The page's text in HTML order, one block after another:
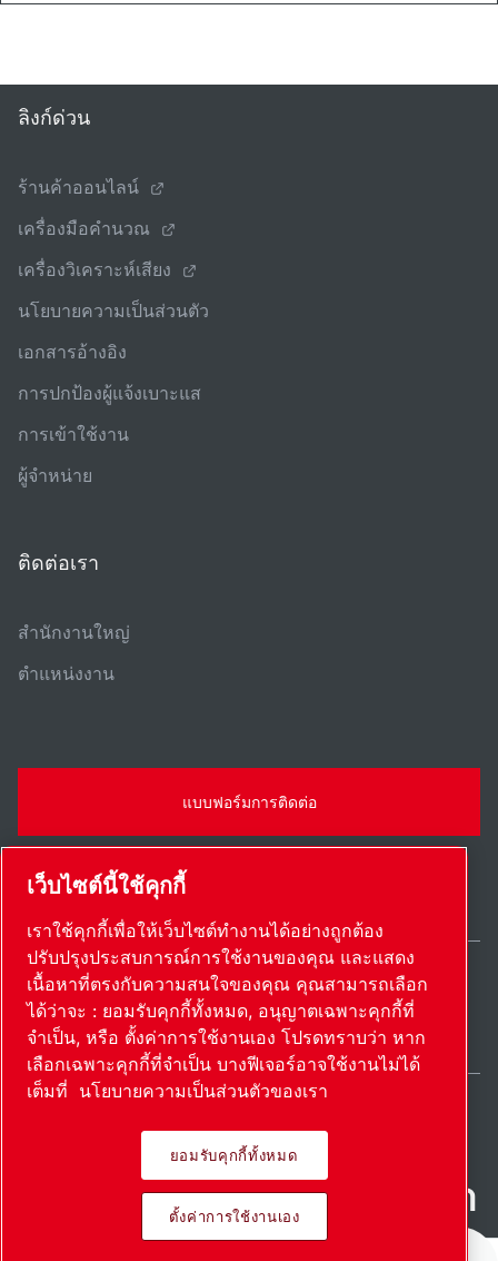
ลิงก์ด่วน
ร้านค้าออนไลน์
เครื่องมือคํานวณ
เครื่องวิเคราะห์เสียง
นโยบายความเป็นส่วนตัว
เอกสารอ้างอิง
การปกป้องผู้แจ้งเบาะแส
การเข้าใช้งาน
ผู้จําหน่าย
ติดต่อเรา
สํานักงานใหญ่
ตําแหน่งงาน
แบบฟอร์มการติดต่อ
แผนผังเว็บไซต์ตั้งค่าการใช้งานเอง © 2026 ลิขสิทธิ์
Thailand / TH
ผลิตภัณฑ์ที่เป็นนวัตกรรม นํา
ไปใช้อย่างหลงใหล
เว็บไซต์นี้ใช้คุกกี้
เราใช้คุกกี้เพื่อให้เว็บไซต์ทำงานได้อย่างถูกต้อง
ปรับปรุงประสบการณ์การใช้งานของคุณ และแสดง
เนื้อหาที่ตรงกับความสนใจของคุณ คุณสามารถเลือก
ได้ว่าจะ : ยอมรับคุกกี้ทั้งหมด, อนุญาตเฉพาะคุกกี้ที่
จำเป็น, หรือ ตั้งค่าการใช้งานเอง โปรดทราบว่า หาก
เลือกเฉพาะคุกกี้ที่จำเป็น บางฟีเจอร์อาจใช้งานไม่ได้
เต็มที่ นโยบายความเป็นส่วนตัวของเรา
ยอมรับคุกกี้ทั้งหมด
ตั้งค่าการใช้งานเอง